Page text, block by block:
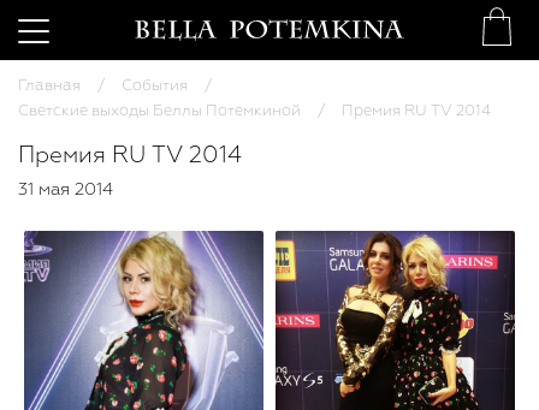
Главная
События
Светские выходы Беллы Потемкиной
Премия RU ТV 2014
Премия RU ТV 2014
31 мая 2014